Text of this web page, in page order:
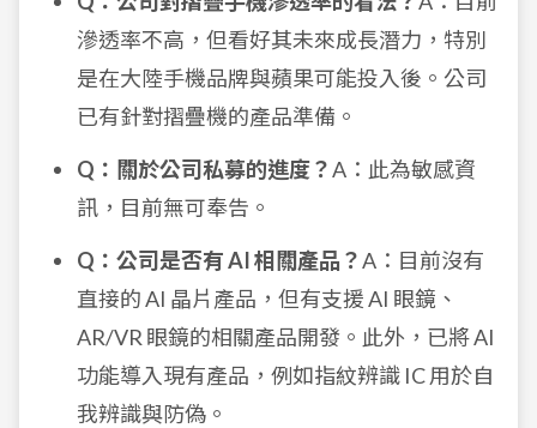
滲透率不高，但看好其未來成長潛力，特別
是在大陸手機品牌與蘋果可能投入後。公司
已有針對摺疊機的產品準備。
Q：關於公司私募的進度？A：此為敏感資
訊，目前無可奉告。
Q：公司是否有 AI 相關產品？A：目前沒有
直接的 AI 晶片產品，但有支援 AI 眼鏡、
AR/VR 眼鏡的相關產品開發。此外，已將 AI
功能導入現有產品，例如指紋辨識 IC 用於自
我辨識與防偽。